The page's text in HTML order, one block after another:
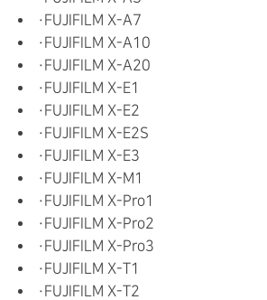
・FUJIFILM X-A7
・FUJIFILM X-A10
・FUJIFILM X-A20
・FUJIFILM X-E1
・FUJIFILM X-E2
・FUJIFILM X-E2S
・FUJIFILM X-E3
・FUJIFILM X-M1
・FUJIFILM X-Pro1
・FUJIFILM X-Pro2
・FUJIFILM X-Pro3
・FUJIFILM X-T1
・FUJIFILM X-T2